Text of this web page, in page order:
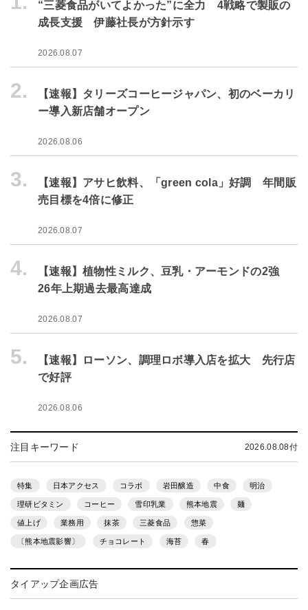
“三菱食品がいてよかった”に全力 4戦略で製販の
成長支援 伊藤社長が方針示す
2026.08.07
2.
【速報】タリーズコーヒージャパン、初のベーカリ
ー導入新店舗オープン
2026.08.06
3.
【速報】アサヒ飲料、「green cola」好調 年間販
売目標を4倍に修正
2026.08.07
4.
【速報】植物性ミルク、豆乳・アーモンドの2強
26年上期過去最高達成
2026.08.07
5.
【速報】ローソン、調理ロボ導入店を拡大 先行店
で好評
2026.08.06
注目キーワード 2026.08.08付
特集 日本アクセス コラボ 岩田醸造 中食 明治
理研ビタミン コーヒー 雪印乳業 熊本地震 麺
値上げ 業務用 抹茶 三菱食品 惣菜
〔熊本地震影響〕 チョコレート 海苔 春
タイアップ企画広告